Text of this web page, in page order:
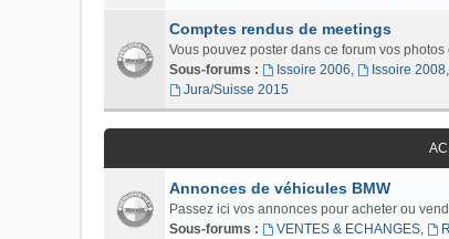
Comptes rendus de meetings
Vous pouvez poster dans ce forum vos
Sous-forums :
Issoire 2006, Issoire 2008,
Jura/Suisse 2015
Annonces de véhicules BMW
Passez ici vos annonces pour acheter ou
Sous-forums :
VENTES & ECHANGES,